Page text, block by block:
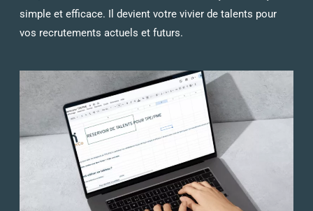
simple et efficace. Il devient votre vivier de talents pour
vos recrutements actuels et futurs.